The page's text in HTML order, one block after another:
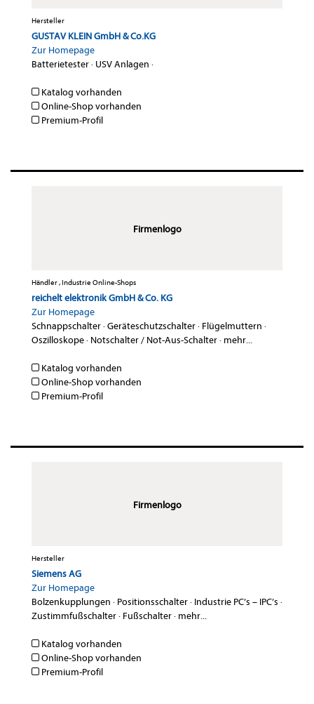
Hersteller
GUSTAV KLEIN GmbH & Co.KG
Zur Homepage
Batterietester· USV Anlagen ·
Katalog vorhanden
Online-Shop vorhanden
Premium-Profil
Firmenlogo
Händler , Industrie Online-Shops
reichelt elektronik GmbH & Co. KG
Zur Homepage
Schnappschalter·Geräteschutzschalter· Flügelmuttern ·
Oszilloskope· Notschalter / Not-Aus-Schalter· mehr...
Katalog vorhanden
Online-Shop vorhanden
Premium-Profil
Firmenlogo
Hersteller
Siemens AG
Zur Homepage
Bolzenkupplungen · Positionsschalter· Industrie PC’s – IPC’s ·
Zustimmfußschalter· Fußschalter· mehr...
Katalog vorhanden
Online-Shop vorhanden
Premium-Profil